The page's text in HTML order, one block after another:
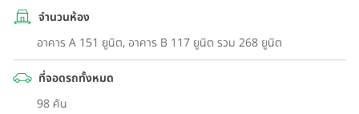
จำนวนห้อง
อาคาร A 151 ยูนิต, อาคาร B 117 ยูนิต รวม 268 ยูนิต
ที่จอดรถทั้งหมด
98 คัน